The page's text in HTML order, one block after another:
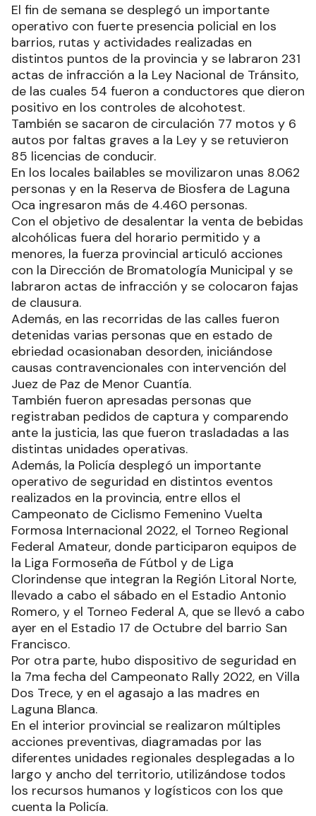
El fin de semana se desplegó un importante
operativo con fuerte presencia policial en los
barrios, rutas y actividades realizadas en
distintos puntos de la provincia y se labraron 231
actas de infracción a la Ley Nacional de Tránsito,
de las cuales 54 fueron a conductores que dieron
positivo en los controles de alcohotest.
También se sacaron de circulación 77 motos y 6
autos por faltas graves a la Ley y se retuvieron
85 licencias de conducir.
En los locales bailables se movilizaron unas 8.062
personas y en la Reserva de Biosfera de Laguna
Oca ingresaron más de 4.460 personas.
Con el objetivo de desalentar la venta de bebidas
alcohólicas fuera del horario permitido y a
menores, la fuerza provincial articuló acciones
con la Dirección de Bromatología Municipal y se
labraron actas de infracción y se colocaron fajas
de clausura.
Además, en las recorridas de las calles fueron
detenidas varias personas que en estado de
ebriedad ocasionaban desorden, iniciándose
causas contravencionales con intervención del
Juez de Paz de Menor Cuantía.
También fueron apresadas personas que
registraban pedidos de captura y comparendo
ante la justicia, las que fueron trasladadas a las
distintas unidades operativas.
Además, la Policía desplegó un importante
operativo de seguridad en distintos eventos
realizados en la provincia, entre ellos el
Campeonato de Ciclismo Femenino Vuelta
Formosa Internacional 2022, el Torneo Regional
Federal Amateur, donde participaron equipos de
la Liga Formoseña de Fútbol y de Liga
Clorindense que integran la Región Litoral Norte,
llevado a cabo el sábado en el Estadio Antonio
Romero, y el Torneo Federal A, que se llevó a cabo
ayer en el Estadio 17 de Octubre del barrio San
Francisco.
Por otra parte, hubo dispositivo de seguridad en
la 7ma fecha del Campeonato Rally 2022, en Villa
Dos Trece, y en el agasajo a las madres en
Laguna Blanca.
En el interior provincial se realizaron múltiples
acciones preventivas, diagramadas por las
diferentes unidades regionales desplegadas a lo
largo y ancho del territorio, utilizándose todos
los recursos humanos y logísticos con los que
cuenta la Policía.